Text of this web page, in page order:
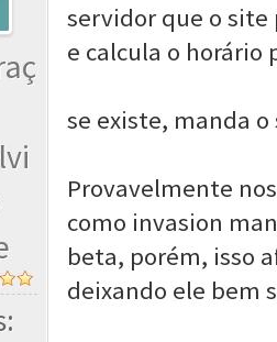
servidor que o site
e calcula o
se existe, manda
Provavelmente
como invasion
beta, porém, isso
deixando ele bem